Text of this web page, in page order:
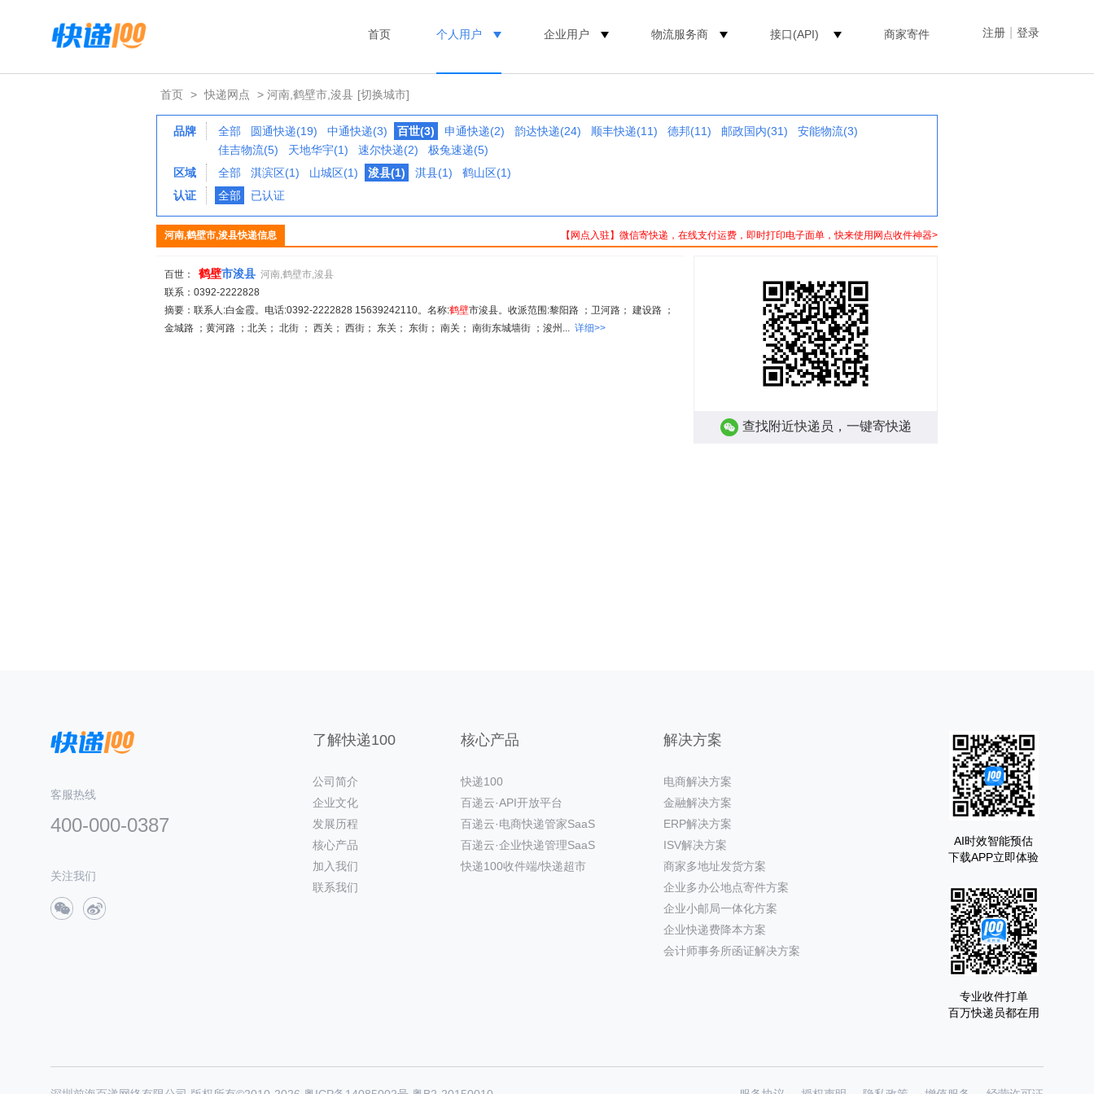
注册 登录
首页 个人用户 企业用户 物流服务商 接口(API) 商家寄件
首页 > 快递网点 > 河南,鹤壁市,浚县 [切换城市]
品牌 全部 圆通快递(19) 中通快递(3) 百世(3) 申通快递(2) 韵达快递(24) 顺丰快递(11) 德邦(11) 邮政国内(31)
安能物流(3)
佳吉物流(5)
天地华宇(1) 速尔快递(2)
极兔速递(5)
区域
全部 淇滨区(1) 山城区(1) 浚县(1) 淇县(1)
鹤山区(1)
认证
全部 已认证
【网点入驻】微信寄快递，在线支付运费，即时打印电子面单，快来使用网点收件神器>
河南,鹤壁市,浚县快递信息
百世： 鹤壁市浚县 河南,鹤壁市,浚县
联系：0392-2222828
摘要：联系人:白金霞。电话:0392-2222828 15639242110。名称:鹤壁市浚县。收派范围:黎阳路 ；卫河路； 建设路 ；
金城路 ；黄河路 ；北关； 北街 ； 西关； 西街； 东关； 东街； 南关； 南街东城墙街 ；浚州... 详细>>
查找附近快递员，一键寄快递
客服热线
400-000-0387
关注我们
了解快递100
公司简介
企业文化
发展历程
核心产品
加入我们
联系我们
核心产品
快递100
百递云·API开放平台
百递云·电商快递管家SaaS
百递云·企业快递管理SaaS
快递100收件端/快递超市
解决方案
电商解决方案
金融解决方案
ERP解决方案
ISV解决方案
商家多地址发货方案
企业多办公地点寄件方案
企业小邮局一体化方案
企业快递费降本方案
会计师事务所函证解决方案
AI时效智能预估
下载APP立即体验
专业收件打单
百万快递员都在用